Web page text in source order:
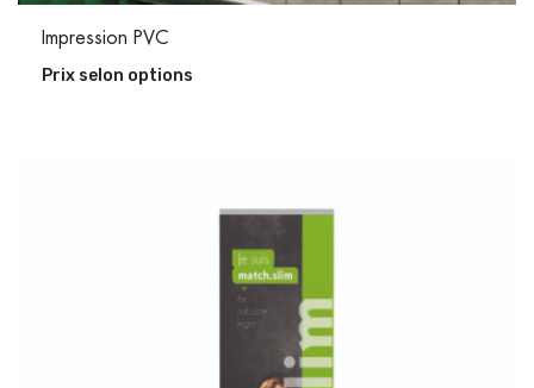
Impression PVC
Prix selon options